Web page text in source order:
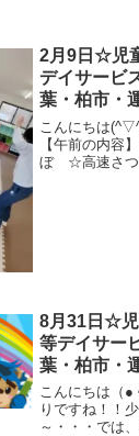
2月9日☆児
デイサービ
葉・柏市・
プログラム
こんにちは
【午前の内容
ぼ ☆高速さつ
8月31日☆児
等デイサー
葉・柏市・
こんにちは（
りですね！！
～・・・では